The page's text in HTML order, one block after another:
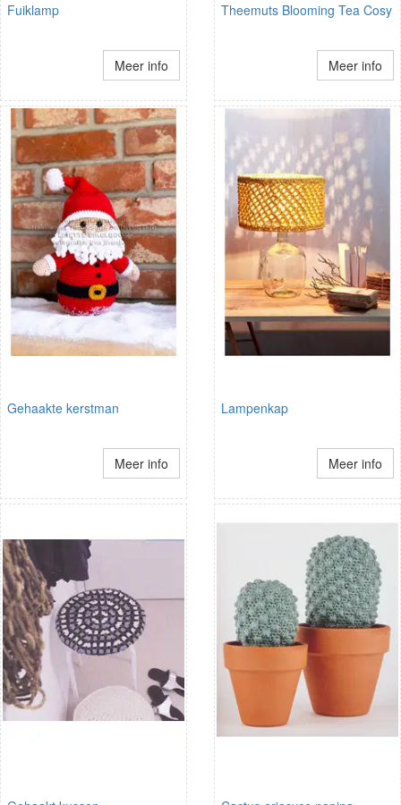
Fuiklamp
Meer info
Theemuts Blooming Tea Cosy
Meer info
Gehaakte kerstman
Meer info
Lampenkap
Meer info